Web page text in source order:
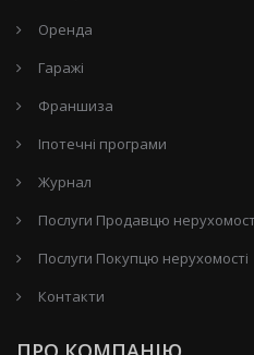
Оренда
Гаражі
Франшиза
Іпотечні програми
Журнал
Послуги Продавцю
Послуги Покупцю нерухомості
Контакти